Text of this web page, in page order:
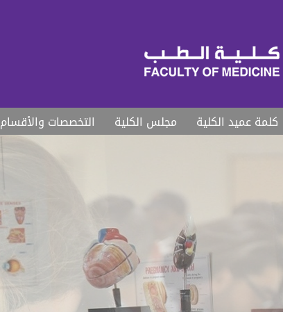
كلمة عميد الكلية مجلس الكلية التخصصات والأقسام